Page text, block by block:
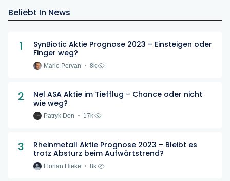
Beliebt In News
1
SynBiotic Aktie Prognose 2023 – Einsteigen oder
Finger weg?
Mario Pervan 8k
2
Nel ASA Aktie im Tiefflug – Chance oder nicht
wie weg?
Patryk Don 17k
3
Rheinmetall Aktie Prognose 2023 – Bleibt es
trotz Absturz beim Aufwärtstrend?
Florian Hieke 8k